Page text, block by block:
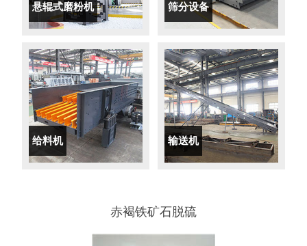
悬辊式磨粉机 筛分设备
给料机 输送机
赤褐铁矿石脱硫